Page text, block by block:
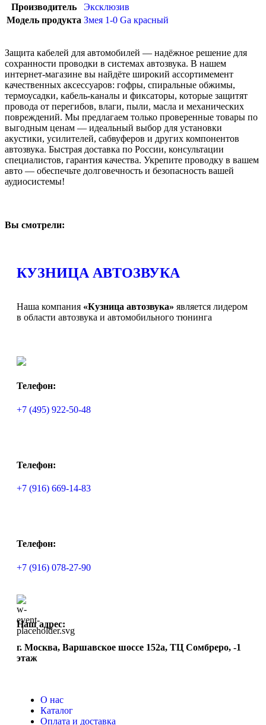
Производитель
Эксклюзив
Модель продукта Змея 1-0 Ga красный
Защита кабелей для автомобилей — надёжное решение для
сохранности проводки в системах автозвука. В нашем
интернет-магазине вы найдёте широкий ассортимемент
качественных аксессуаров: гофры, спиральные обжимы,
термоусадки, кабель-каналы и фиксаторы, которые защитят
провода от перегибов, влаги, пыли, масла и механических
повреждений. Мы предлагаем только проверенные товары по
выгодным ценам — идеальный выбор для установки
акустики, усилителей, сабвуферов и других компонентов
автозвука. Быстрая доставка по России, консультации
специалистов, гарантия качества. Укрепите проводку в вашем
авто — обеспечьте долговечность и безопасность вашей
аудиосистемы!
Вы смотрели:
КУЗНИЦА АВТОЗВУКА
Наша компания «Кузница автозвука» является лидером
в области автозвука и автомобильного тюнинга
Телефон:
+7 (495) 922-50-48
Телефон:
+7 (916) 669-14-83
Телефон:
+7 (916) 078-27-90
Наш адрес:
г. Москва, Варшавское шоссе 152а, ТЦ Сомбреро, -1
этаж
О нас
Каталог
Оплата и доставка